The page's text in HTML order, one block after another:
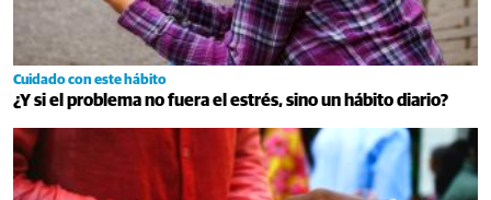
Cuidado con este hábito
¿Y si el problema no fuera el estrés, sino un hábito diario?